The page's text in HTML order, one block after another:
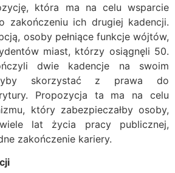
która ma na celu wsparcie
zakończeniu ich drugiej kadencji.
osoby pełniące funkcje wójtów,
miast, którzy osiągnęli 50.
dwie kadencje na swoim
skorzystać z prawa do
Propozycja ta ma na celu
który zabezpieczałby osoby,
lat życia pracy publicznej,
zakończenie kariery.